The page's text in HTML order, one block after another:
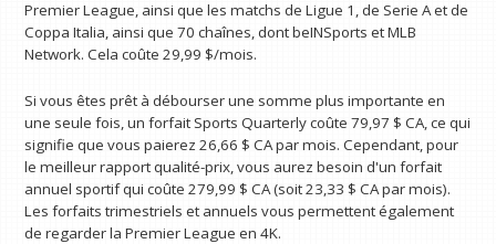
Premier League, ainsi que les matchs de Ligue 1, de Serie A et de
Coppa Italia, ainsi que 70 chaînes, dont beINSports et MLB
Network. Cela coûte 29,99 $/mois.
Si vous êtes prêt à débourser une somme plus importante en
une seule fois, un forfait Sports Quarterly coûte 79,97 $ CA, ce qui
signifie que vous paierez 26,66 $ CA par mois. Cependant, pour
le meilleur rapport qualité-prix, vous aurez besoin d'un forfait
annuel sportif qui coûte 279,99 $ CA (soit 23,33 $ CA par mois).
Les forfaits trimestriels et annuels vous permettent également
de regarder la Premier League en 4K.